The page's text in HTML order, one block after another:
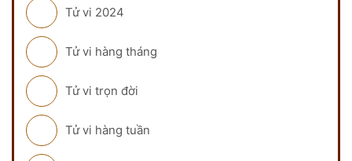
Tử vi 2024
Tử vi hàng tháng
Tử vi trọn đời
Tử vi hàng tuần